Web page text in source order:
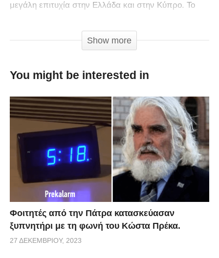
μεγάλη επιτυχία στην Ελλάδα και στην Κύπρο. Το
subscribers και τα βίντεο του αξίζει να τα
παρακολουθήσετε. Σε ένα παλαιότερο βίντεο του
προσβάλει μια παρέα που παίζει ρακέτες στην
έρθει στην παραλία. Εσείς πως θα αντιδρούσατε σε
αυτό;
via
Show more
You might be interested in
Φοιτητές από την Πάτρα κατασκεύασαν
ξυπνητήρι με τη φωνή του Κώστα Πρέκα.
27 ΔΕΚΕΜΒΡΊΟΥ, 2023